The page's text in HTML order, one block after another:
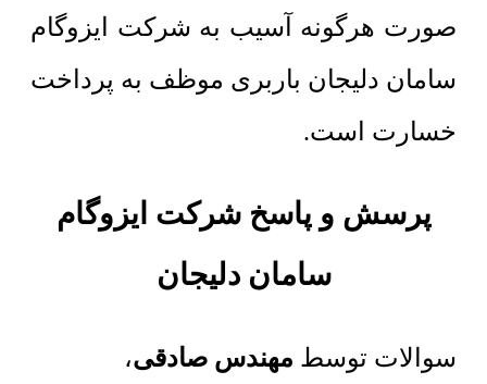
صورت هرگونه آسیب به شرکت ایزوگام
سامان دلیجان باربری موظف به پرداخت
خسارت است.
پرسش و پاسخ شرکت ایزوگام
سامان دلیجان
سوالات توسط مهندس صادقی،